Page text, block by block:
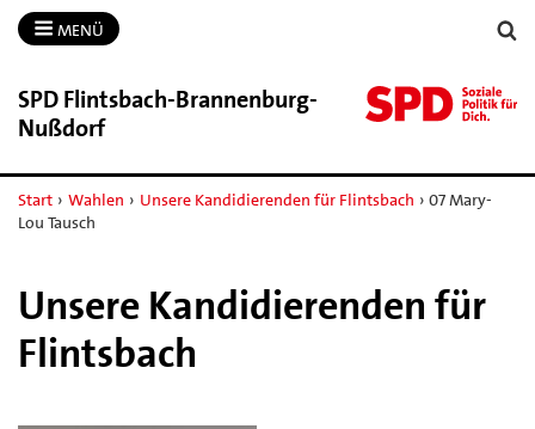
MENÜ
SPD Flintsbach-​Brannenburg-​
Nußdorf
Start › Wahlen › Unsere Kandidierenden für Flintsbach › 07 Mary-
Lou Tausch
Unsere Kandidierenden für
Flintsbach